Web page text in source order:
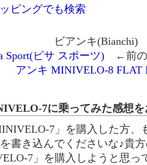
ピングでも検索
ビアンキ(Bianchi)
Sport(ピサ スポーツ)←前の
アンキ MINIVELO-8 FLAT
7に乗ってみた感想を
7」を購入した方
書き込んでくださいな♪貴
7」を購入しようと思っ